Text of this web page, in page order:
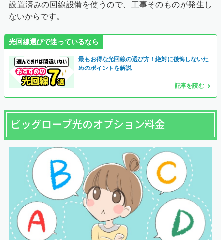
設置済みの回線設備を使うので、工事そのものが発生し
ないからです。
光回線選びで迷っているなら
最もお得な光回線の選び方！絶対に後悔しないた
めのポイントを解説
記事を読む
ビッグローブ光のオプション料金